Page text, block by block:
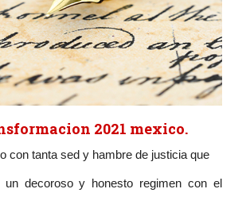
2021 mexico.
con tanta sed y hambre de justicia que
un decoroso y honesto regimen con el